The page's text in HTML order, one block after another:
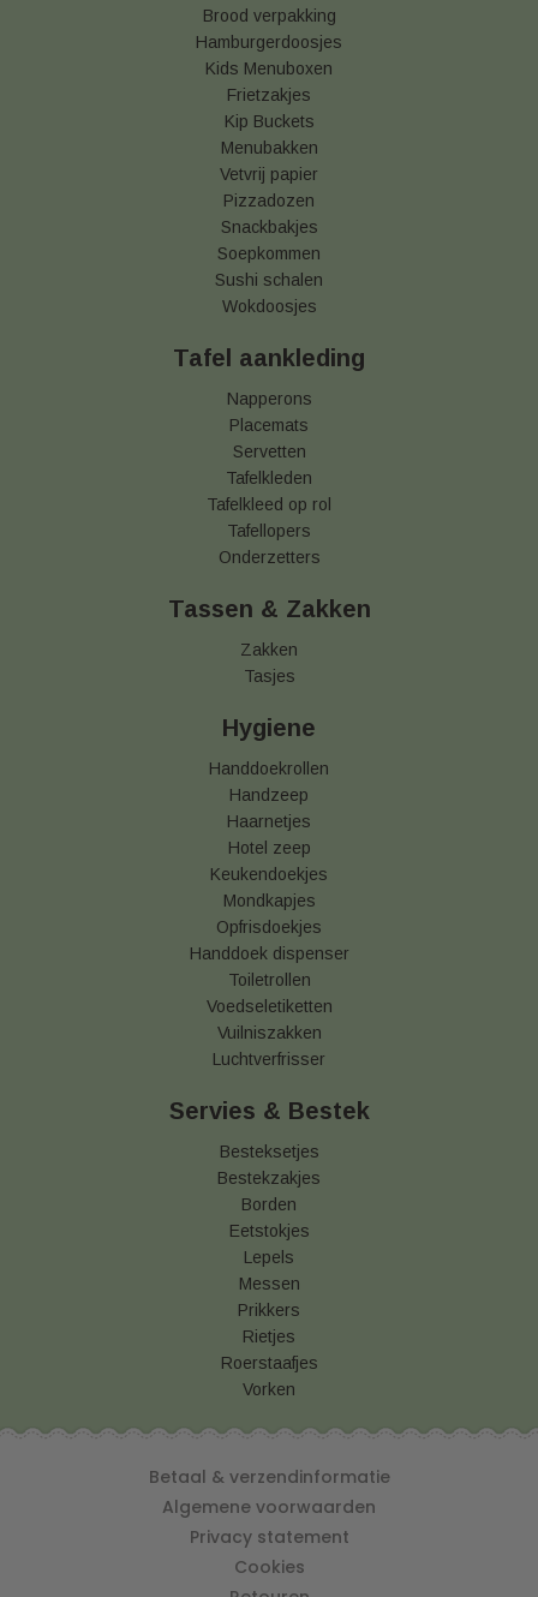
Brood verpakking
Hamburgerdoosjes
Kids Menuboxen
Frietzakjes
Kip Buckets
Menubakken
Vetvrij papier
Pizzadozen
Snackbakjes
Soepkommen
Sushi schalen
Wokdoosjes
Tafel aankleding
Napperons
Placemats
Servetten
Tafelkleden
Tafelkleed op rol
Tafellopers
Onderzetters
Tassen & Zakken
Zakken
Tasjes
Hygiene
Handdoekrollen
Handzeep
Haarnetjes
Hotel zeep
Keukendoekjes
Mondkapjes
Opfrisdoekjes
Handdoek dispenser
Toiletrollen
Voedseletiketten
Vuilniszakken
Luchtverfrisser
Servies & Bestek
Besteksetjes
Bestekzakjes
Borden
Eetstokjes
Lepels
Messen
Prikkers
Rietjes
Roerstaafjes
Vorken
Betaal & verzendinformatie
Algemene voorwaarden
Privacy statement
Cookies